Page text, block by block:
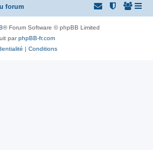
forum
® Forum Software © phpBB Limited
parphpBB-fr.com
| Conditions